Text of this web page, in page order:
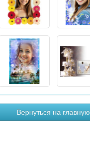
Вернуться на главную